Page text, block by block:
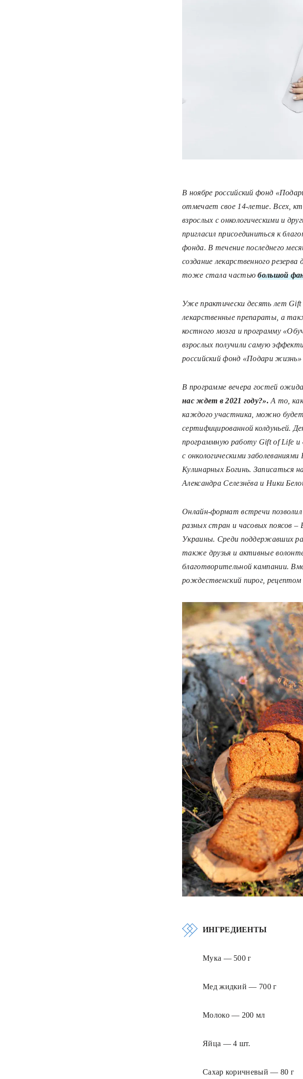
В ноябре российский фонд
отмечает свое 14-летие. Всех,
взрослых с онкологическими и
пригласил присоединиться к
фонда. В течение последнего
создание лекарственного
тоже стала частьюбольшой
Уже практически десять лет
лекарственные препараты, а
костного мозга и программу
взрослых получили самую
российский фонд «Подари
В программе вечера гостей
нас ждет в 2021 году?».А то,
каждого участника, можно будет
сертифицированной колдуньей.
программную работу Gift of Life
с онкологическими
Кулинарных Богинь. Записаться
Александра Селезнёва и Ники
Онлайн-формат встречи
разных стран и часовых поясов
Украины. Среди поддержавших
также друзья и активные
благотворительной кампании.
рождественский пирог,
ИНГРЕДИЕНТЫ
Мука — 500г
Мед жидкий— 700г
Молоко— 200 мл
Яйца —4 шт.
Сахар коричневый— 80 г